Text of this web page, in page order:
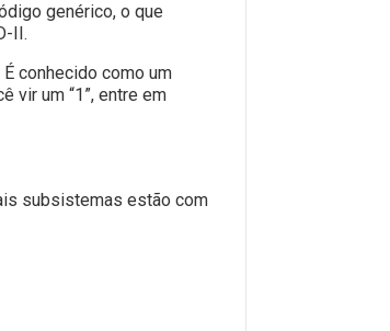
genérico, o que
II.
conhecido como um
vir um “1”, entre em
subsistemas estão com